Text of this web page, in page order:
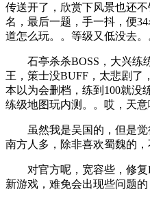
传送开了，欣赏下风景也还
名，最后一题，手一抖，便
道怎么玩。。等级又低没去。
石亭杀杀BOSS，大兴练练
王，策士没BUFF，太悲剧了
本以为会删档，练到100就没
练级地图玩内测。。哎，天意
虽然我是吴国的，但是觉
南方人多，除非喜欢蜀魏的
对官方呢，宽容些，修复
新游戏，难免会出现些问题的